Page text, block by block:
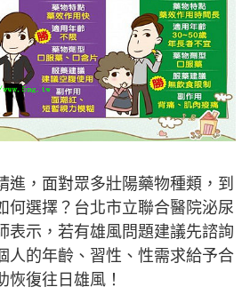
進，面對眾多壯陽藥物種類，到
何選擇？台北市立聯合醫院泌尿
表示，若有雄風問題建議先諮詢
人的年齡、習性、性需求給予合
恢復往日雄風！